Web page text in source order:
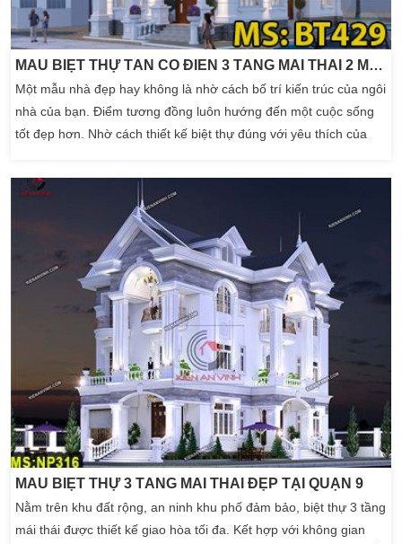
MẪU BIỆT THỰ TÂN CỔ ĐIỂN 3 TẦNG MÁI THÁI 2 MẶT TIỀN
Một mẫu nhà đẹp hay không là nhờ cách bố trí kiến trúc của ngôi
nhà của bạn. Điểm tương đồng luôn hướng đến một cuộc sống
tốt đẹp hơn. Nhờ cách thiết kế biệt thự đúng với yêu thích của
hỏi khá nhiều về kiến trúc mẫu nhà tương đồng. Với những chủ
đầu tư yêu thích sự mềm […]
MẪU BIỆT THỰ 3 TẦNG MÁI THÁI ĐẸP TẠI QUẬN 9
Nằm trên khu đất rộng, an ninh khu phố đảm bảo, biệt thự 3 tầng
mái thái được thiết kế giao hòa tối đa. Kết hợp với không gian